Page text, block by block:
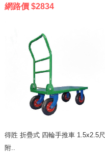
網路價 $2834
得貹 折疊式 四輪手推車 1.5x2.5尺
附..